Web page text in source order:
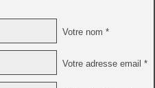
Votre nom *
Votre adresse email *